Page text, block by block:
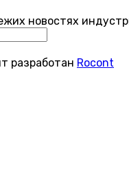
новостях
разработан Rocont